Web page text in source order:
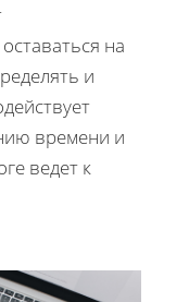
на
и
времени и
ведет к